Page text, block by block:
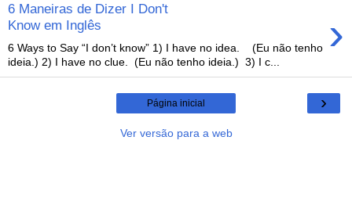
6 Maneiras de Dizer I Don't
Know em Inglês
›
6 Ways to Say “I don’t know” 1) I have no idea. (Eu não tenho
ideia.) 2) I have no clue. (Eu não tenho ideia.) 3) I c...
›
Página inicial
Ver versão para a web